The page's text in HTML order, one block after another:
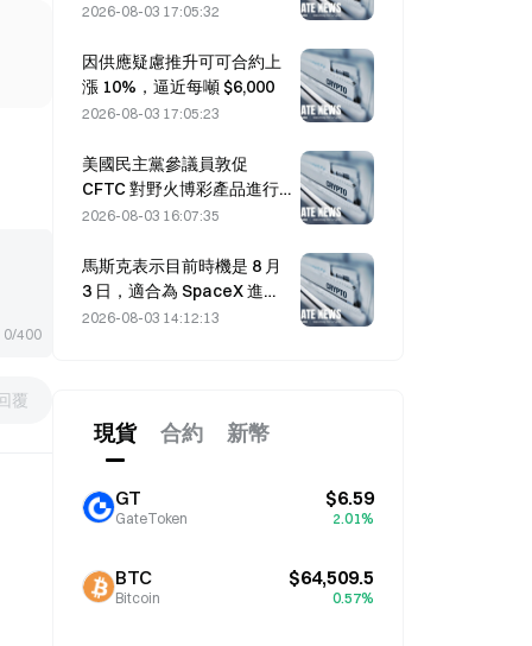
0/400
覆
到意外
2026-08-03 17:05:32
因供應疑慮推升可可合約上
漲 10%，逼近每噸 $6,000
2026-08-03 17:05:23
美國民主黨參議員敦促
CFTC 對野火博彩產品進行
限制，理由是創紀錄的火災
2026-08-03 16:07:35
馬斯克表示目前時機是 8 月
3 日，適合為 SpaceX 進行
買入。
2026-08-03 14:12:13
現貨 合約 新幣
GT
GateToken
$6.59
2.01%
BTC
Bitcoin
$64,509.5
0.57%